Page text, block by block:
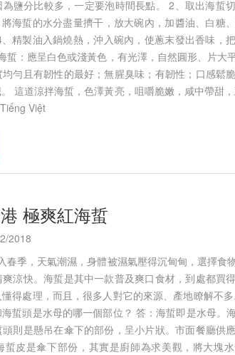
鹽分比較多，一定要泡時間長點。 2、取出海蜇
海蜇的水分盡量擠干，放大碗內，加醬油、白糖
精製油入鍋燒熱，沖入碗內，使蔥末發出香味，
蜇：應呈白色或淺黃色，有光澤，自然圓形、片大
勻且有韌性的最好；無腥臭味；有韌性；口感鬆
這道涼拌海蜇，色澤黃亮，咀嚼脆嫩，咸中帶甜
Việt
極爽紅海蜇
2018
春季，天氣潮濕，身體被濕氣壓得沉甸甸，選擇食
涼快。海蜇是其中一款普及爽口食材，到處都買
得處理，而且，很多人對它的來源、產地瞭解不
蜇頭是水母的哪一個部位？ 答：海蜇即是水母。
則是懸吊在傘下的部份，呈小片狀。市面餐廳供
皮是傘下部份，其實是廚師為求美觀，將大塊水